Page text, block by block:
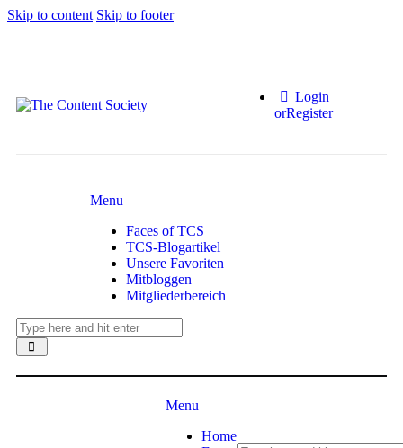
Skip to content Skip to footer
Login
orRegister
Menu
Faces of TCS
TCS-Blogartikel
Unsere Favoriten
Mitbloggen
Mitgliederbereich
Menu
Home